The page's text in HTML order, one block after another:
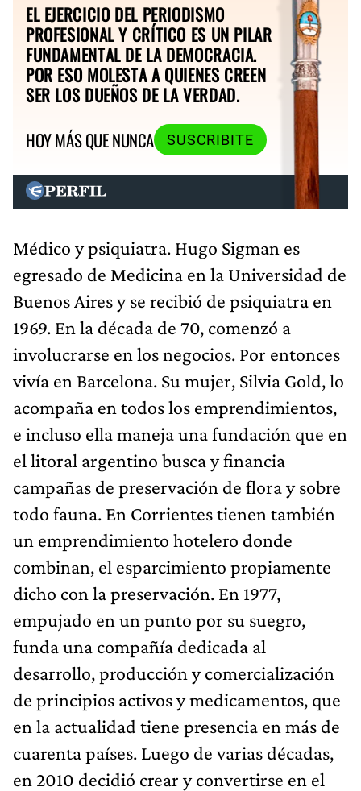
EL EJERCICIO DEL PERIODISMO
PROFESIONAL Y CRÍTICO ES UN PILAR
FUNDAMENTAL DE LA DEMOCRACIA.
POR ESO MOLESTA A QUIENES CREEN
SER LOS DUEÑOS DE LA VERDAD.
HOY MÁS QUE NUNCA
SUSCRIBITE
Médico y psiquiatra. Hugo Sigman es
egresado de Medicina en la Universidad de
Buenos Aires y se recibió de psiquiatra en
1969. En la década de 70, comenzó a
involucrarse en los negocios. Por entonces
vivía en Barcelona. Su mujer, Silvia Gold, lo
acompaña en todos los emprendimientos,
e incluso ella maneja una fundación que en
el litoral argentino busca y financia
campañas de preservación de flora y sobre
todo fauna. En Corrientes tienen también
un emprendimiento hotelero donde
combinan, el esparcimiento propiamente
dicho con la preservación. En 1977,
empujado en un punto por su suegro,
funda una compañía dedicada al
desarrollo, producción y comercialización
de principios activos y medicamentos, que
en la actualidad tiene presencia en más de
cuarenta países. Luego de varias décadas,
en 2010 decidió crear y convertirse en el